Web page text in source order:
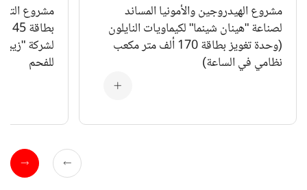
مشروع الهيدروجين والأمونيا المساند
لصناعة "هينان شينما" لكيماويات النايلون
(وحدة تغويز بطاقة 170 ألف متر مكعب
نظامي في الساعة)
مشروع
لشركة
للفحم